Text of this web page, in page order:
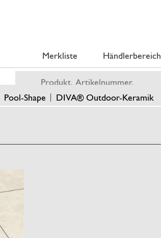
Merkliste Händlerbereich
Pool-Shape DIVA® Outdoor-Keramik